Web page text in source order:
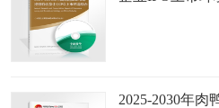
2025-2030年肉